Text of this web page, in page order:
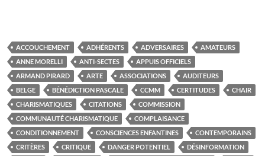
ACCOUCHEMENT ADHÉRENTS ADVERSAIRES
AMATEURS
ANNE MORELLI
ANTI-SECTES
APPUIS OFFICIELS
ARMAND PIRARD
ARTE ASSOCIATIONS
AUDITEURS
BELGE
BÉNÉDICTION PASCALE CCMM CERTITUDES
CHAIR
CHARISMATIQUES
CITATIONS
COMMISSION
COMMUNAUTÉ CHARISMATIQUE
COMPLAISANCE
CONDITIONNEMENT
CONSCIENCES ENFANTINES
CONTEMPORAINS
CRITÈRES
CRITIQUE DANGER POTENTIEL DÉSINFORMATION